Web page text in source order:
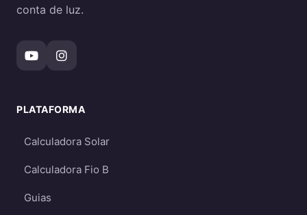
conta de luz.
PLATAFORMA
Calculadora Solar
Calculadora Fio B
Guias